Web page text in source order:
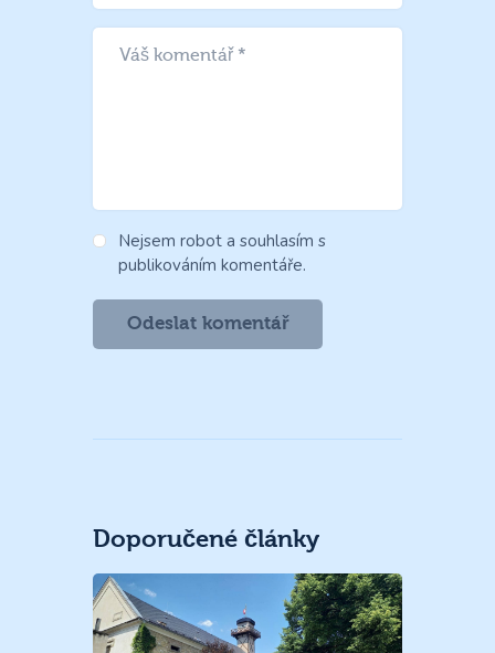
Nejsem robot a souhlasím s
publikováním komentáře.
Doporučené články